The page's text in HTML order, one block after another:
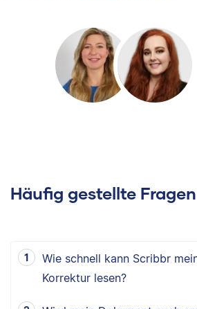
Häufig gestellte Fragen
Wie schnell kann Scribbr
Korrektur lesen?